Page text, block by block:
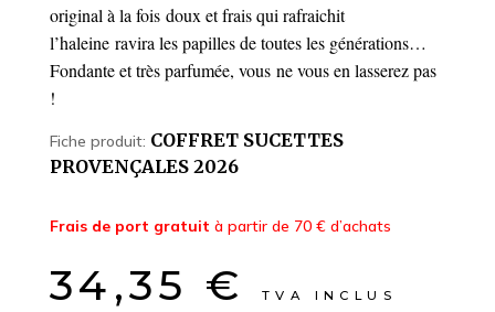
original à la fois doux et frais qui rafraichit
l’haleine ravira les papilles de toutes les générations…
Fondante et très parfumée, vous ne vous en lasserez pas
!
Fiche produit: COFFRET SUCETTES
PROVENÇALES 2026
Frais de port gratuit à partir de 70 € d’achats
34,35 € TVA INCLUS